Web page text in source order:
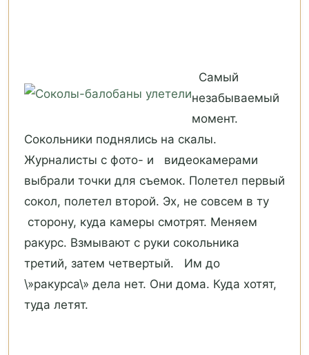
Самый
незабываемый
момент.
Сокольники поднялись на скалы.
Журналисты с фото- и видеокамерами
выбрали точки для съемок. Полетел первый
сокол, полетел второй. Эх, не совсем в ту
сторону, куда камеры смотрят. Меняем
ракурс. Взмывают с руки сокольника
третий, затем четвертый. Им до
\»ракурса\» дела нет. Они дома. Куда хотят,
туда летят.